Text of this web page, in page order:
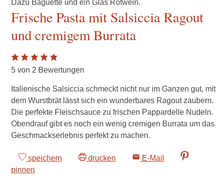
Frische Pasta mit Salsiccia Ragout
und cremigem Burrata
5 von 2 Bewertungen
Italienische Salsiccia schmeckt nicht nur im Ganzen gut, mit
dem Wurstbrät lässt sich ein wunderbares Ragout zaubern.
Die perfekte Fleischsauce zu frischen Pappardelle Nudeln.
Obendrauf gibt es noch ein wenig cremigen Burrata um das
Geschmackserlebnis perfekt zu machen.
speichern drucken
E-Mail
pinnen